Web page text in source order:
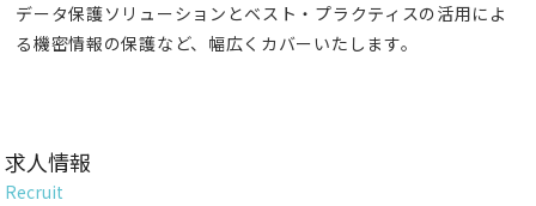
データ保護ソリューションとベスト・プラクティスの活用によ
る機密情報の保護など、幅広くカバーいたします。
求人情報
Recruit